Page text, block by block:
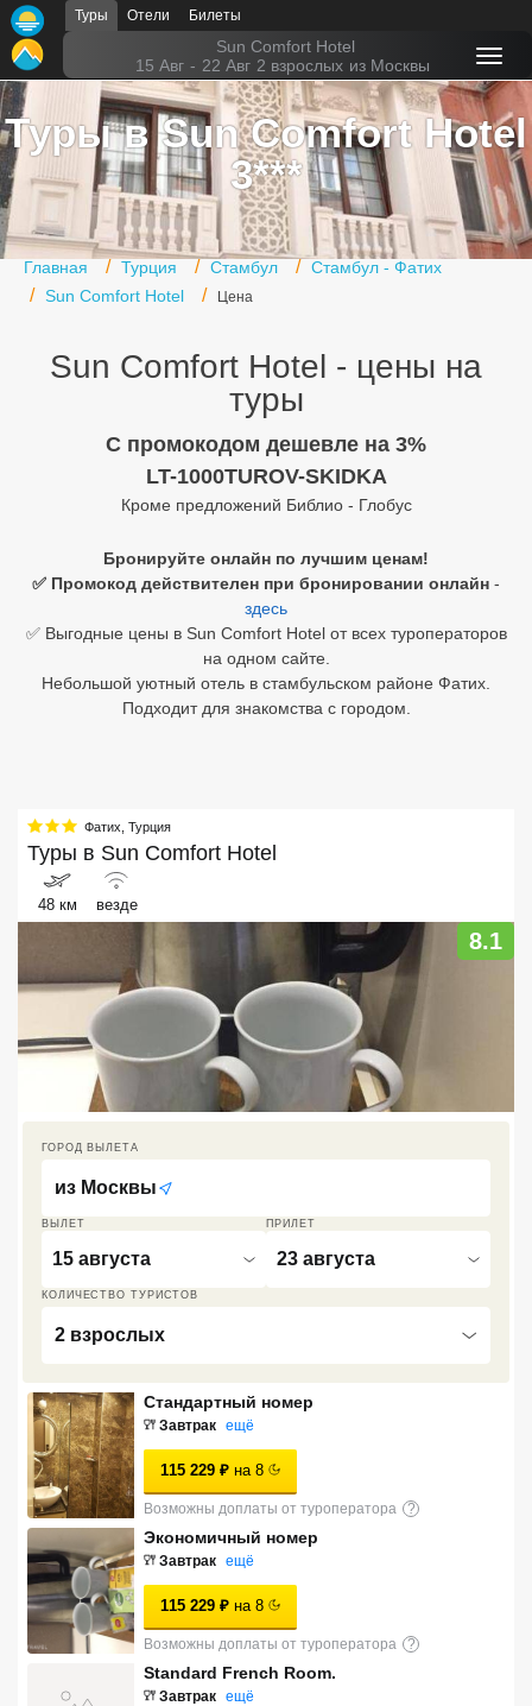
Туры Отели Билеты
Sun Comfort Hotel
15 Авг - 22 Авг 2 взрослых из Москвы
Туры в Sun Comfort Hotel
3***
Главная Турция Стамбул
Стамбул - Фатих
Sun Comfort Hotel
Цена
Sun Comfort Hotel - цены на
туры
C промокодом дешевле на 3%
LT-1000TUROV-SKIDKA
Кроме предложений Библио - Глобус
Бронируйте онлайн по лучшим ценам!
✅ Промокод действителен при бронировании онлайн -
здесь
✅ Выгодные цены в Sun Comfort Hotel от всех туроператоров
на одном сайте.
Небольшой уютный отель в стамбульском районе Фатих.
Подходит для знакомства с городом.
Фатих Турция
Туры в Sun Comfort Hotel
48 км везде
8.1
ВЫЛЕТ
15 августа
ПРИЛЕТ
23 августа
КОЛИЧЕСТВО ТУРИСТОВ
2 взрослых
ГОРОД ВЫЛЕТА
из Москвы
Стандартный номер
Завтрак ещё
115 229 ₽ на 8
Возможны доплаты от туроператора ?
Экономичный номер
Завтрак ещё
115 229 ₽ на 8
Возможны доплаты от туроператора ?
Standard French Room.
Завтрак ещё
Главная
Горящие туры
Туры в Турцию
Туры в Египет
Туры в ОАЭ
Офис г. Москва
Египет
Куба
Северный Гоа
Южный Гоа
Большой Сочи
Кав Мин Воды
Экскурсионные туры
VIP отели 5 звезд
Недорогие отели 4*
звезды
Лучшие отели 3* звезды
Недорогие отели 3*
звезды
Сетевые отели Турции
Сетевые отели Египта